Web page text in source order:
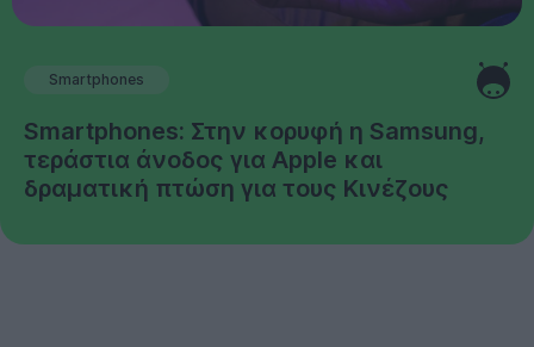
Smartphones
Smartphones: Στην κορυφή η Samsung,
τεράστια άνοδος για Apple και
δραματική πτώση για τους Κινέζους